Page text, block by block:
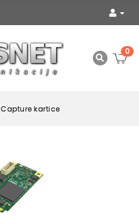
0
Capture kartice